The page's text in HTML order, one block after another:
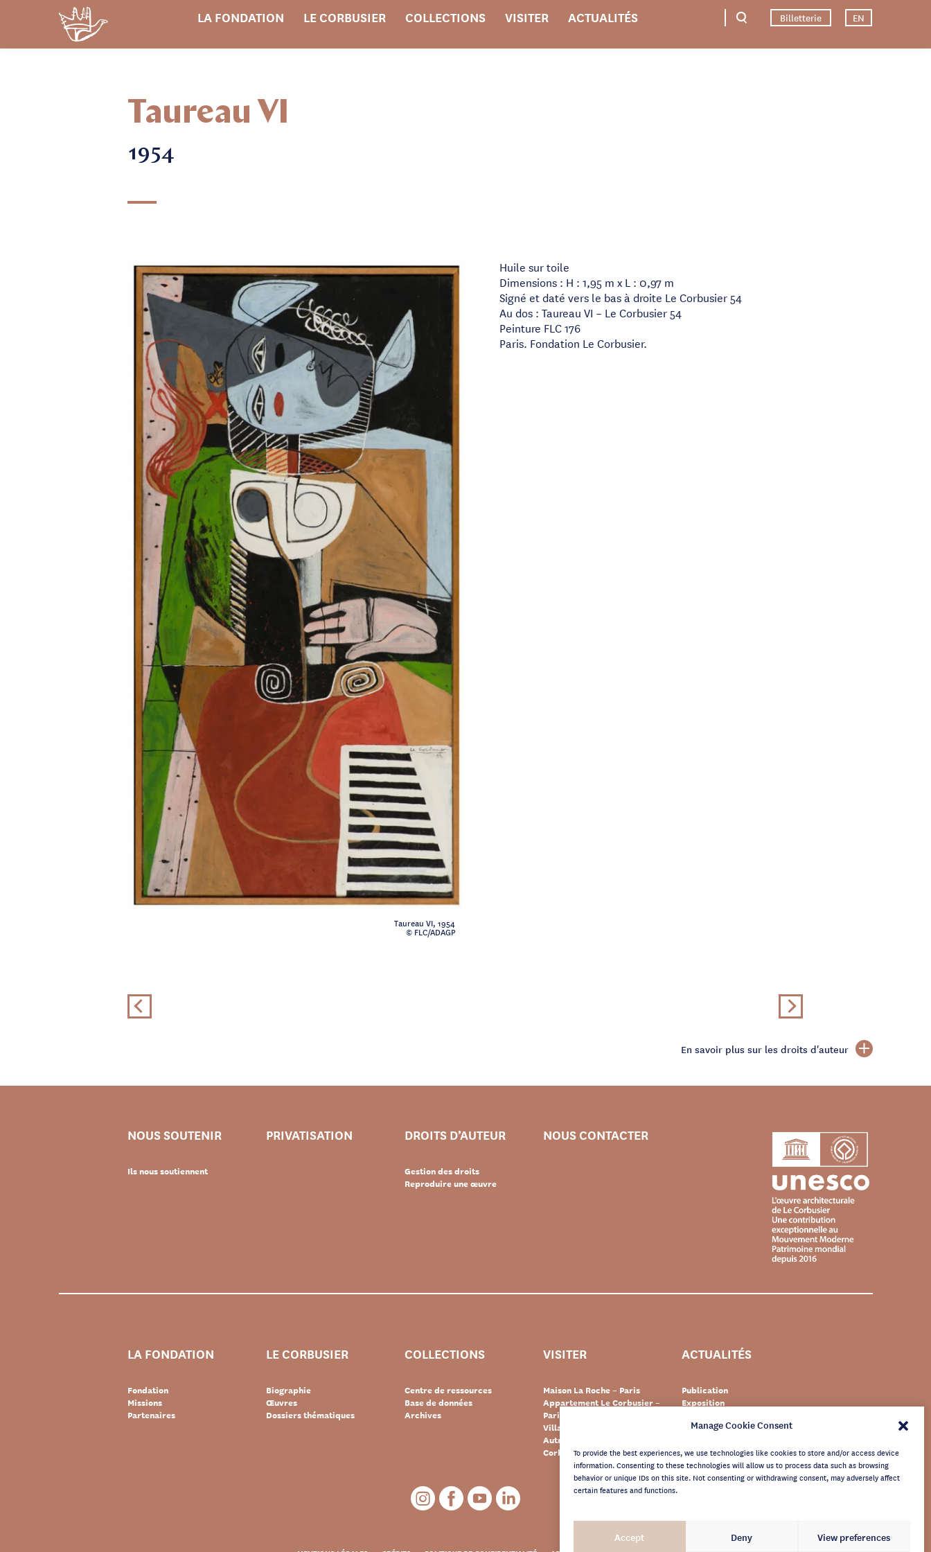
Manage Cookie Consent
To provide the best experiences, we use technologies like cookies to store and/or access device
information. Consenting to these technologies will allow us to process data such as browsing
behavior or unique IDs on this site. Not consenting or withdrawing consent, may adversely affect
certain features and functions.
Accept Deny View preferences
LA FONDATION LE CORBUSIER COLLECTIONS VISITER ACTUALITÉS Billetterie EN
Taureau VI
1954
Taureau VI, 1954
© FLC/ADAGP
Huile sur toile
Dimensions : H : 1,95 m x L : 0,97 m
Signé et daté vers le bas à droite Le Corbusier 54
Au dos : Taureau VI – Le Corbusier 54
Peinture FLC 176
Paris. Fondation Le Corbusier.
En savoir plus sur les droits d'auteur
NOUS SOUTENIR
Ils nous soutiennent
PRIVATISATION DROITS D’AUTEUR
Gestion des droits
Reproduire une œuvre
NOUS CONTACTER
LA FONDATION
Fondation
Missions
Partenaires
LE CORBUSIER
Biographie
Œuvres
Dossiers thématiques
COLLECTIONS
Centre de ressources
Base de données
Archives
VISITER
Maison La Roche – Paris
Appartement Le Corbusier –
Paris
Villa « Le Lac » – Suisse
Autres destinations Le
Corbusier
ACTUALITÉS
Publication
Exposition
Documentaire